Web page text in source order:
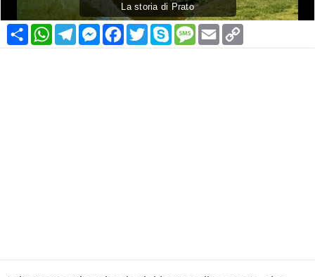
La storia di Prato
Condividi
WhatsApp
Telegram
Messenger
Facebook
TwitterSkypeMessage
Email